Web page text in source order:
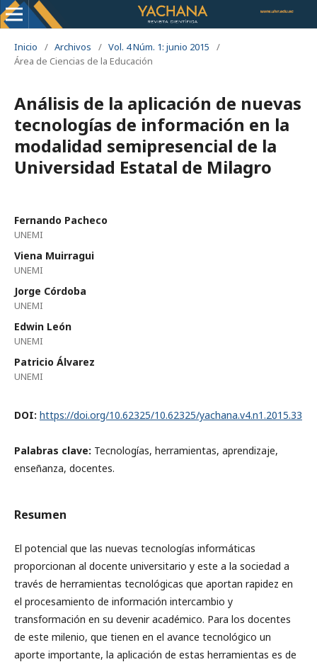
Inicio / Archivos / Vol. 4 Núm. 1: junio 2015
/
Área de Ciencias de la Educación
Análisis de la aplicación de nuevas
tecnologías de información en la
modalidad semipresencial de la
Universidad Estatal de Milagro
Fernando Pacheco
UNEMI
Viena Muirragui
UNEMI
Jorge Córdoba
UNEMI
Edwin León
UNEMI
Patricio Álvarez
UNEMI
DOI: https://doi.org/10.62325/10.62325/yachana.v4.n1.2015.33
Palabras clave: Tecnologías, herramientas, aprendizaje,
enseñanza, docentes.
Resumen
El potencial que las nuevas tecnologías informáticas
proporcionan al docente universitario y este a la sociedad a
través de herramientas tecnológicas que aportan rapidez en
el procesamiento de información intercambio y
transformación en su devenir académico. Para los docentes
de este milenio, que tienen en el avance tecnológico un
aporte importante, la aplicación de estas herramientas es de